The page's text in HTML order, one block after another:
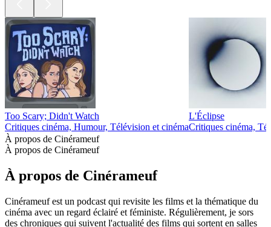
Too Scary; Didn't Watch
Critiques cinéma, Humour, Télévision et cinéma
L'Éclipse
Critiques cinéma,
À propos de Cinérameuf
À propos de Cinérameuf
À propos de Cinérameuf
Cinérameuf est un podcast qui revisite les films et la thématique du
cinéma avec un regard éclairé et féministe. Régulièrement, je sors
des chroniques qui suivent l'actualité des films qui sortent en salles